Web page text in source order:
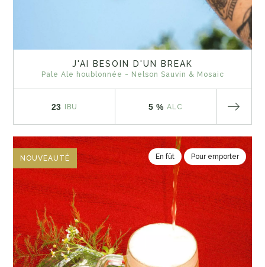
J'AI BESOIN D'UN BREAK
Pale Ale houblonnée - Nelson Sauvin & Mosaic
23 IBU 5 % ALC
NOUVEAUTÉ En fût Pour emporter